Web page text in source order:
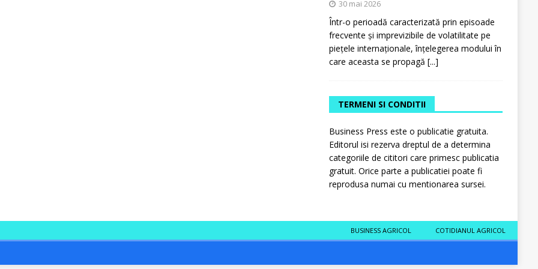
30 mai 2026
Într-o perioadă caracterizată prin episoade
frecvente și imprevizibile de volatilitate pe
piețele internaționale, înțelegerea modului în
care aceasta se propagă [...]
TERMENI SI CONDITII
Business Press este o publicatie gratuita.
Editorul isi rezerva dreptul de a determina
categoriile de cititori care primesc publicatia
gratuit. Orice parte a publicatiei poate fi
reprodusa numai cu mentionarea sursei.
BUSINESS AGRICOL COTIDIANUL AGRICOL